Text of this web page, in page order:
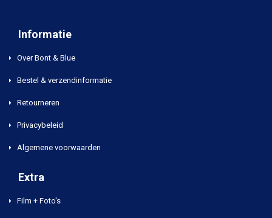
Informatie
Over Bont & Blue
Bestel & verzendinformatie
Retourneren
Privacybeleid
Algemene voorwaarden
Extra
Film + Foto's